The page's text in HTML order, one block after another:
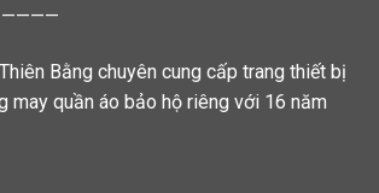
Bằng chuyên cung cấp trang thiết bị
may quần áo bảo hộ riêng với 16 năm